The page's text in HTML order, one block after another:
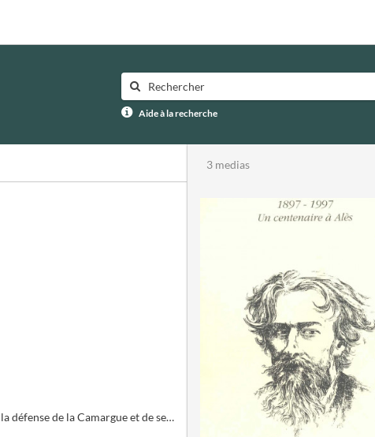
Aide à la recherche
A.D.E.C.A (Association pour la défense de la Camargue et de ses traditions)
3 medias